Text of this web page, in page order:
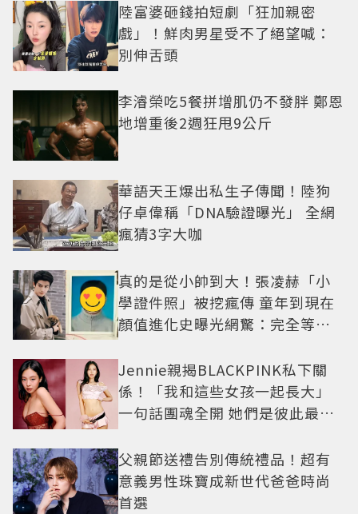
陸富婆砸錢拍短劇「狂加親密
戲」！鮮肉男星受不了絕望喊：
別伸舌頭
李濬榮吃5餐拼增肌仍不發胖 鄭恩
地增重後2週狂甩9公斤
華語天王爆出私生子傳聞！陸狗
仔卓偉稱「DNA驗證曝光」 全網
瘋猜3字大咖
真的是從小帥到大！張凌赫「小
學證件照」被挖瘋傳 童年到現在
顏值進化史曝光網驚：完全等比
Jennie親揭BLACKPINK私下關
係！「我和這些女孩一起長大」
一句話團魂全開 她們是彼此最強
父親節送禮告別傳統禮品！超有
意義男性珠寶成新世代爸爸時尚
首選